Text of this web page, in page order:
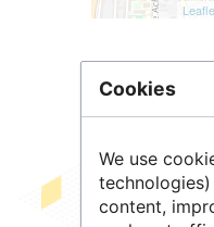
Le service
Cookies
We use
content,